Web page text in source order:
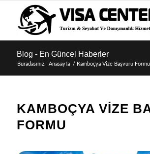
Blog - En Güncel Haberler
Buradasınız: Anasayfa / Kamboçya Vize Başvuru Formu
KAMBOÇYA VIZE
FORMU